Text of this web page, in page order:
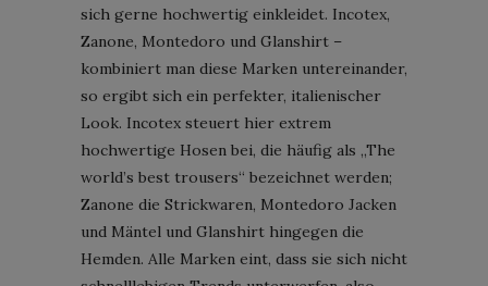
sich gerne hochwertig einkleidet. Incotex,
Zanone, Montedoro und Glanshirt –
kombiniert man diese Marken untereinander,
so ergibt sich ein perfekter, italienischer
Look. Incotex steuert hier extrem
hochwertige Hosen bei, die häufig als „The
world’s best trousers“ bezeichnet werden;
Zanone die Strickwaren, Montedoro Jacken
und Mäntel und Glanshirt hingegen die
Hemden. Alle Marken eint, dass sie sich nicht